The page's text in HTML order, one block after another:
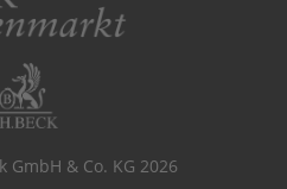
GmbH & Co. KG 2026